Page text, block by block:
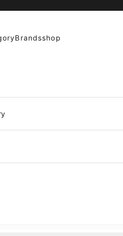
Brandsshop